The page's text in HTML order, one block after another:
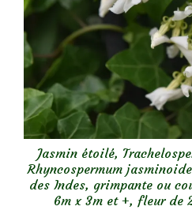
Jasmin étoilé,
Rhyncospermum
des Indes, grimpante ou
6m x 3m et +, fleur de